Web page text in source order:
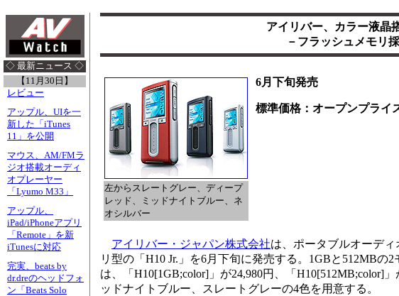
◇ 最新ニュース ◇
【11月30日】
レビュー
アップル、UIを一
新した「iTunes
11」を公開
マウス、AM/FMラ
ジオ搭載オーディ
オプレーヤー
「Lyumo M33」
アップル、
iPad/iPhoneアプリ
「Remote」を新
iTunesに対応
完実、beats by
dr.dreのヘッドフォ
ン「Beats Solo
アイリバー、カラー液晶
－フラッシュメモリ
左からスレートグレー、ディープ
レッド、ミッドナイトブルー、ネ
オシルバー
6月下旬発売
標準価格：オープンプライ
アイリバー・ジャパン株式会社は、ポータブルオーデ
リ型の「H10 Jr.」を6月下旬に発売する。1GBと512MB
は、「H10[1GB;color]」が24,980円、「H10[512MB;color]
ッドナイトブルー、スレートグレーの4色を用意する。